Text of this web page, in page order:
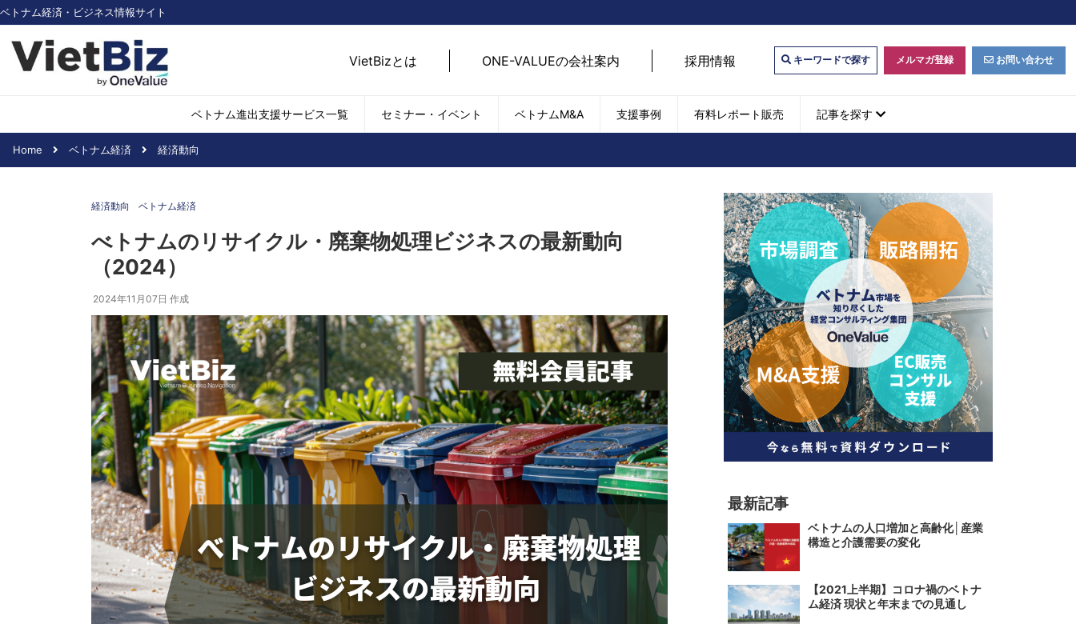
ベトナム経済・ビジネス情報サイト
VietBizとは ONE-VALUEの会社案内 採用情報 キーワードで探す メルマガ登録 お問い合わせ
ベトナム進出支援サービス一覧 セミナー・イベント ベトナムM&A 支援事例 有料レポート販売 記事を探す
日用消費・小売
デジタル経済・IT
アパレル
加工食品
化学・素材
SDGs・ESG
外国直接投資（FDI）
現地パートナー探索
デジタルマーケティング・
web広告
M&A動向
ベトナム企業買収・出資
ベトナム進出
会社設立
外資規制
財務・会計
税制
補助金・助成金
ベトナム企業
ベトナム企業動向
スタートアップ企業
ベトナム人材
特定技能
高度人材・エンジニア
ベトナム一般概況
ベトナムでの生活
文化・社会
政治
ベトナムで働く・仕事 ベトナム業界地図
Home ベトナム経済 経済動向
経済動向 ベトナム経済
べトナムのリサイクル・廃棄物処理ビジネスの最新動向
（2024）
2024年11月07日 作成
最新記事
ベトナムの人口増加と高齢化│産業
構造と介護需要の変化
【2021上半期】コロナ禍のベトナ
ム経済 現状と年末までの見通し